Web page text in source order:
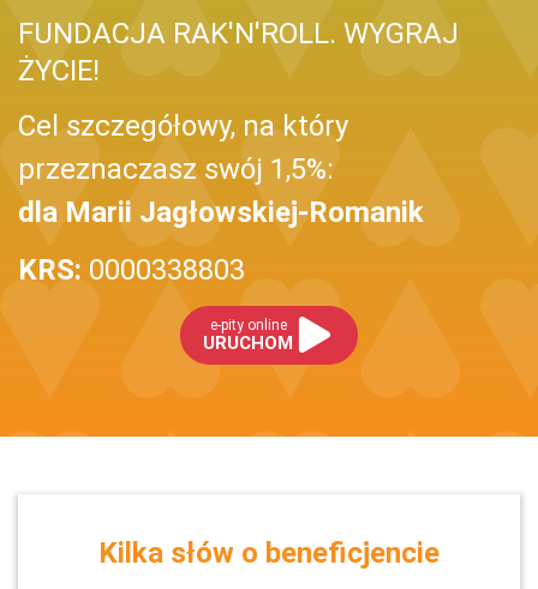
FUNDACJA RAK'N'ROLL. WYGRAJ
ŻYCIE!
Cel szczegółowy, na który
przeznaczasz swój 1,5%:
dla Marii Jagłowskiej-Romanik
KRS: 0000338803
e-pity online
URUCHOM
Kilka słów o beneficjencie